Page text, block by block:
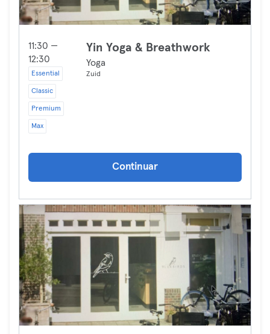
11:30 —
12:30
Essential
Classic
Premium
Max
Yin Yoga & Breathwork
Yoga
Zuid
Continuar